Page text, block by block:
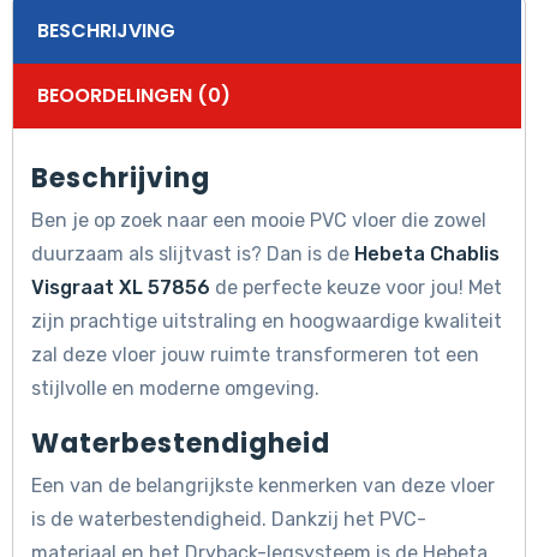
BESCHRIJVING
BEOORDELINGEN (0)
Beschrijving
Ben je op zoek naar een mooie PVC vloer die zowel
duurzaam als slijtvast is? Dan is de Hebeta Chablis
Visgraat XL 57856 de perfecte keuze voor jou! Met
zijn prachtige uitstraling en hoogwaardige kwaliteit
zal deze vloer jouw ruimte transformeren tot een
stijlvolle en moderne omgeving.
Waterbestendigheid
Een van de belangrijkste kenmerken van deze vloer
is de waterbestendigheid. Dankzij het PVC-